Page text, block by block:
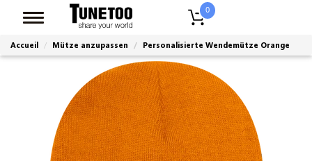
0
Accueil Mütze anzupassen Personalisierte Wendemütze Orange